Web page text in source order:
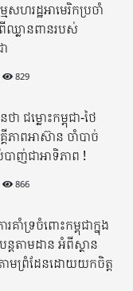
ហរដ្ឋអាមេរិកប្រចាំ
ឈ្លានពានរបស់
829
ា ជម្លោះកម្ពុជា-ថៃ
ាពអាស៊ាន ចាំបាច់
ញ់ជាអាទិភាព !
866
ាំទ្រចំពោះកម្ពុជាក្នុង
តតាមដាន អំពីស្ថាន
តាមព្រំដែនដោយយកចិត្ត